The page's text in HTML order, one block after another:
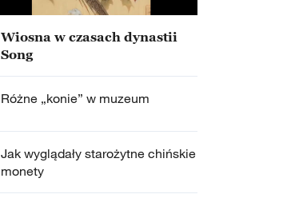
Wiosna w czasach dynastii
Song
Różne „konie” w muzeum
Jak wyglądały starożytne chińskie
monety